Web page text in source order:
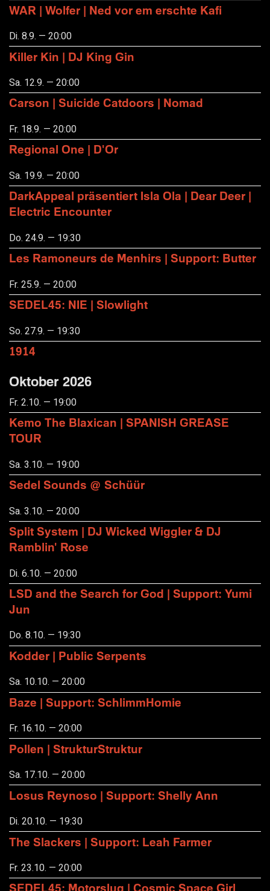
WAR | Wolfer | Ned vor em erschte Kafi
Di. 8.9. — 20:00
Killer Kin | DJ King Gin
Sa. 12.9. — 20:00
Carson | Suicide Catdoors | Nomad
Fr. 18.9. — 20:00
Regional One | D'Or
Sa. 19.9. — 20:00
DarkAppeal präsentiert Isla Ola | Dear Deer |
Electric Encounter
Do. 24.9. — 19:30
Les Ramoneurs de Menhirs | Support: Butter
Fr. 25.9. — 20:00
SEDEL45: NIE | Slowlight
So. 27.9. — 19:30
1914
Oktober 2026
Fr. 2.10. — 19:00
Kemo The Blaxican | SPANISH GREASE
TOUR
Sa. 3.10. — 19:00
Sedel Sounds @ Schüür
Sa. 3.10. — 20:00
Split System | DJ Wicked Wiggler & DJ
Ramblin' Rose
Di. 6.10. — 20:00
LSD and the Search for God | Support: Yumi
Jun
Do. 8.10. — 19:30
Kodder | Public Serpents
Sa. 10.10. — 20:00
Baze | Support: SchlimmHomie
Fr. 16.10. — 20:00
Pollen | StrukturStruktur
Sa. 17.10. — 20:00
Losus Reynoso | Support: Shelly Ann
Di. 20.10. — 19:30
The Slackers | Support: Leah Farmer
Fr. 23.10. — 20:00
SEDEL45: Motorslug | Cosmic Space Girl